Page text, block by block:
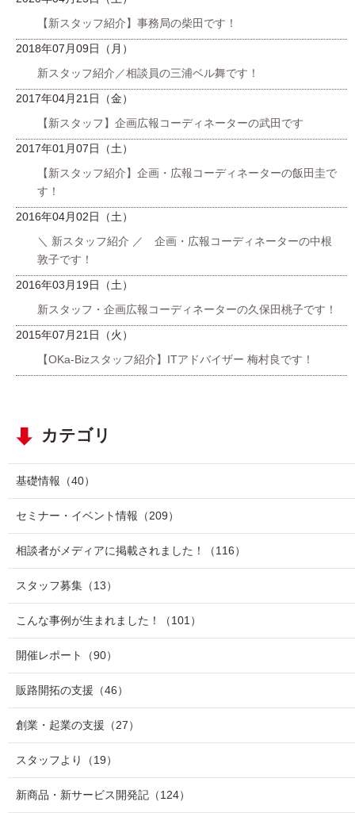
【新スタッフ紹介】事務局の柴田です！
2018年07月09日（月）
新スタッフ紹介／相談員の三浦ベル舞です！
2017年04月21日（金）
【新スタッフ】企画広報コーディネーターの武田です
2017年01月07日（土）
【新スタッフ紹介】企画・広報コーディネーターの飯田圭で
す！
2016年04月02日（土）
＼ 新スタッフ紹介 ／ 企画・広報コーディネーターの中根
敦子です！
2016年03月19日（土）
新スタッフ・企画広報コーディネーターの久保田桃子です！
2015年07月21日（火）
【OKa-Bizスタッフ紹介】ITアドバイザー 梅村良です！
カテゴリ
基礎情報 （40）
セミナー・イベント情報 （209）
相談者がメディアに掲載されました！ （116）
スタッフ募集 （13）
こんな事例が生まれました！ （101）
開催レポート （90）
販路開拓の支援 （46）
創業・起業の支援 （27）
スタッフより （19）
新商品・新サービス開発記 （124）